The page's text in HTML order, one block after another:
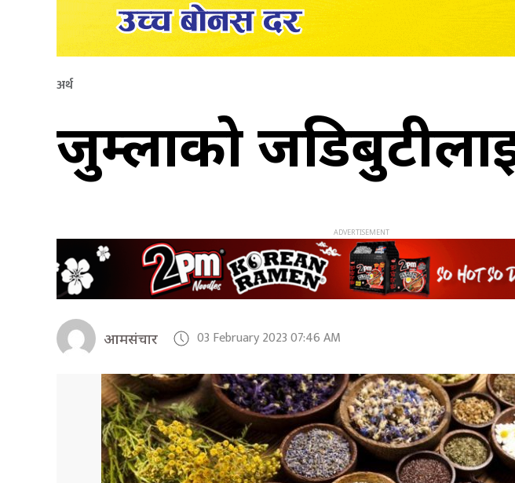
अर्थ
जुम्लाको
आमसंचार 03 February 2023 07:46 AM